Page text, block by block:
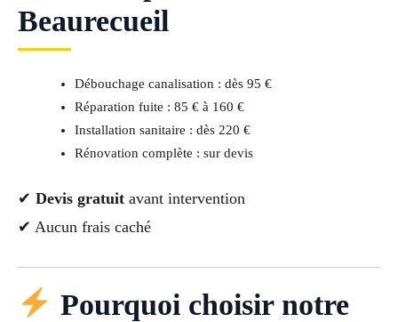
Beaurecueil
Débouchage canalisation : dès 95 €
Réparation fuite : 85 € à 160 €
Installation sanitaire : dès 220 €
Rénovation complète : sur devis
✔ Devis gratuit avant intervention
✔ Aucun frais caché
Pourquoi choisir notre